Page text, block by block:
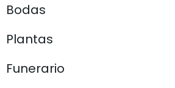
Bodas
Plantas
Funerario